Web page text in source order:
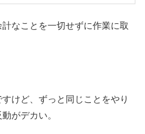
なことを一切せずに作業に取
けど、ずっと同じことをやり
がデカい。